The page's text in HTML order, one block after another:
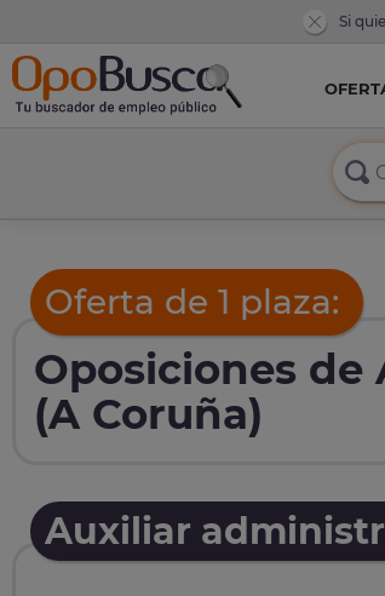
Si
Oferta de 1 plaza:
Oposiciones
(A Coruña)
Auxiliar